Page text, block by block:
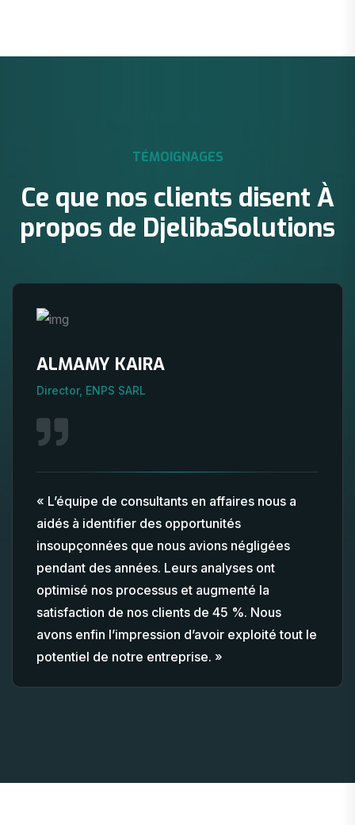
TÉMOIGNAGES
Ce que nos clients disent À
propos de DjelibaSolutions
ALMAMY KAIRA
Director, ENPS SARL
« L’équipe de consultants en affaires nous a
aidés à identifier des opportunités
insoupçonnées que nous avions négligées
pendant des années. Leurs analyses ont
optimisé nos processus et augmenté la
satisfaction de nos clients de 45 %. Nous
avons enfin l’impression d’avoir exploité tout le
potentiel de notre entreprise. »